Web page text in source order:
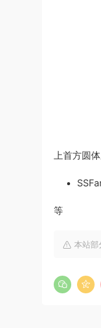
上首方圆
等
本站部